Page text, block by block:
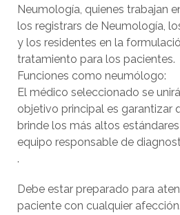
Neumología, quienes trabajan
los registrars de Neumología,
y los residentes en la
tratamiento para los pacientes.
Funciones como neumólogo:
El médico seleccionado se
objetivo principal es garantizar
brinde los más altos
equipo responsable de
.
Debe estar preparado para
paciente con cualquier